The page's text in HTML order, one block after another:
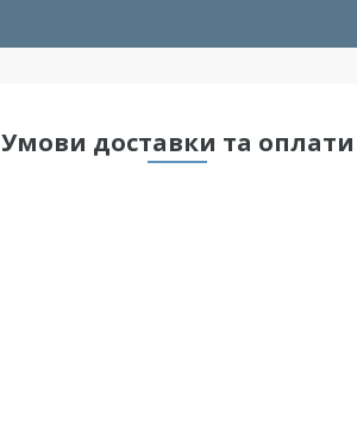
Умови доставки та оплати